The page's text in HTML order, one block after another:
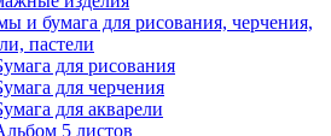
и бумага для рисования, черчения,
пастели
для рисования
для черчения
для акварели
5 листов